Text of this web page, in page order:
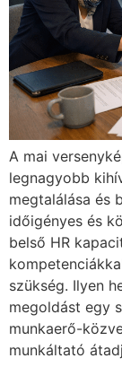
A mai
legnagyobb
megtalálása és
időigényes és
belső HR
szükség. Ilyen
megoldást egy
munkaerő-
munkáltató